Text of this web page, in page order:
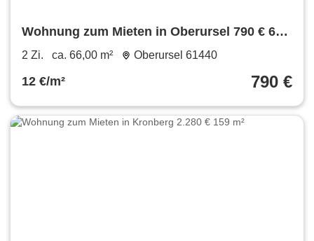
Wohnung zum Mieten in Oberursel 790 € 66
m²
2 Zi. ca. 66,00 m² Oberursel 61440
12 €/m² 790 €